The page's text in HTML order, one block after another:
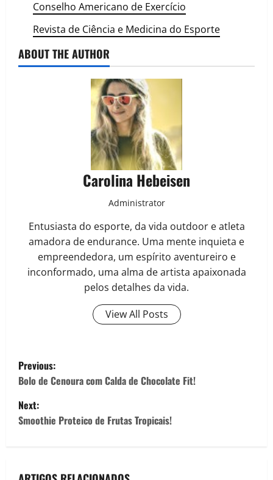
Conselho Americano de Exercício
Revista de Ciência e Medicina do Esporte
ABOUT THE AUTHOR
Carolina Hebeisen
Administrator
Entusiasta do esporte, da vida outdoor e atleta
amadora de endurance. Uma mente inquieta e
empreendedora, um espírito aventureiro e
inconformado, uma alma de artista apaixonada
pelos detalhes da vida.
View All Posts
P
o
s
Previous:
Bolo de Cenoura com Calda de Chocolate Fit!
Next:
Smoothie Proteico de Frutas Tropicais!